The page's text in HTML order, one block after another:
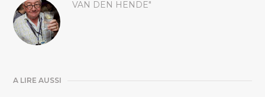
VAN DEN HENDE"
A LIRE AUSSI